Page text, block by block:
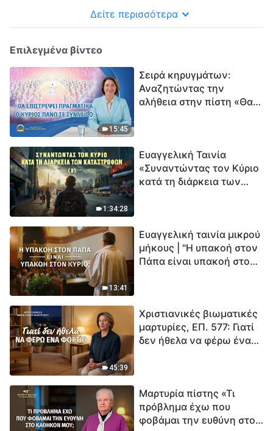
Δείτε περισσότερα
Επιλεγμένα βίντεο
15:45
Σειρά κηρυγμάτων:
Αναζητώντας την
αλήθεια στην πίστη «Θα
1:34:28
Ευαγγελική Ταινία
«Συναντώντας τον Κύριο
κατά τη διάρκεια των
εξαφάνισης». Οι
καταστροφές χτυπούν.
Ξεκινά η αντίστροφη
13:41
Ευαγγελική ταινία μικρού
μήκους | "Η υπακοή στον
Πάπα είναι υπακοή στον
45:39
Χριστιανικές βιωματικές
μαρτυρίες, ΕΠ. 577: Γιατί
δεν ήθελα να φέρω ένα
Μαρτυρία πίστης «Τι
πρόβλημα έχω που
φοβάμαι την ευθύνη στο